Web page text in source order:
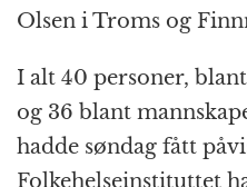
Olsen i Troms og
I alt 40 personer,
og 36 blant
hadde søndag fått
Folkehelseinstituttet